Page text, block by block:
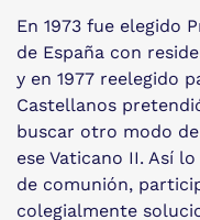
En 1973 fue elegido
de España con
y en 1977 reelegido
Castellanos
buscar otro modo
ese Vaticano II. Así
de comunión,
colegialmente